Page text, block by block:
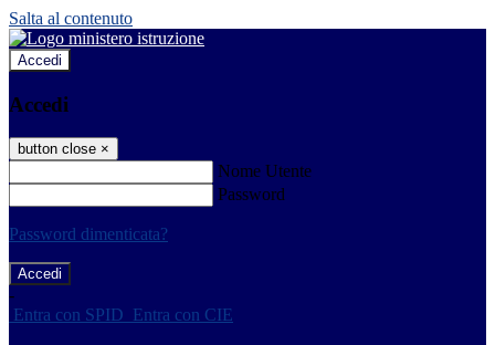
Salta al contenuto
Accedi
Accedi
button close ×
Nome Utente
Password
Password dimenticata?
-
Entra con SPID Entra con CIE